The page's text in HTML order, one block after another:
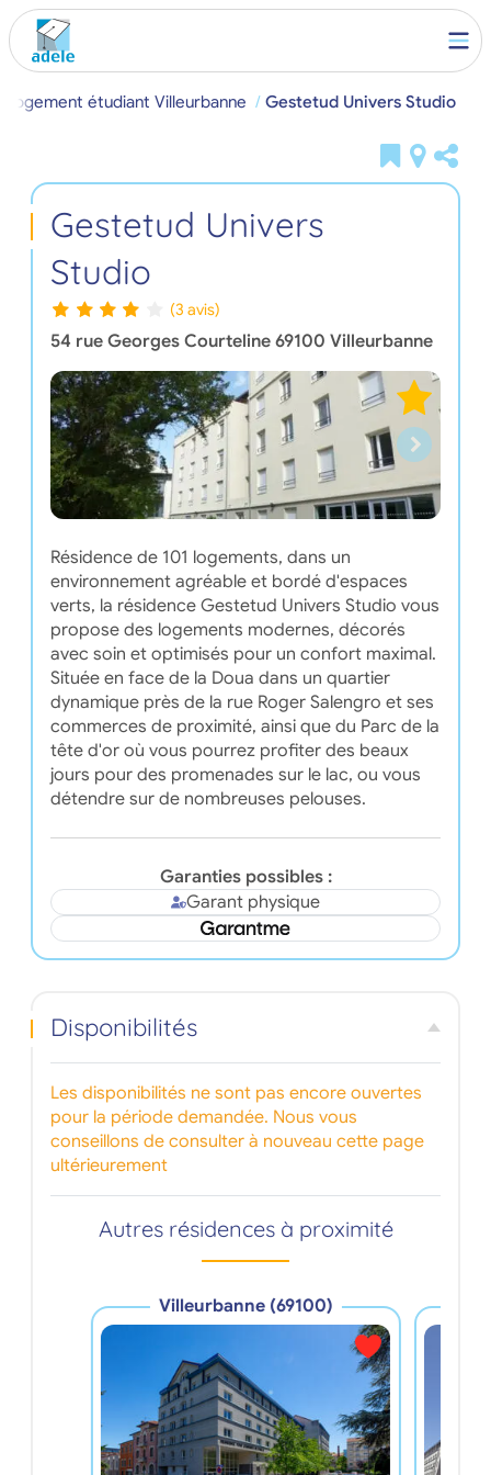
Logement étudiant Villeurbanne Gestetud Univers Studio
Gestetud Univers
Studio
(3 avis)
54 rue Georges Courteline 69100 Villeurbanne
Résidence de 101 logements, dans un
environnement agréable et bordé d'espaces
verts, la résidence Gestetud Univers Studio vous
propose des logements modernes, décorés
avec soin et optimisés pour un confort maximal.
Située en face de la Doua dans un quartier
dynamique près de la rue Roger Salengro et ses
commerces de proximité, ainsi que du Parc de la
tête d'or où vous pourrez profiter des beaux
jours pour des promenades sur le lac, ou vous
détendre sur de nombreuses pelouses.
Garanties possibles :
Garant physique
Disponibilités
Les disponibilités ne sont pas encore ouvertes
pour la période demandée. Nous vous
conseillons de consulter à nouveau cette page
ultérieurement
Autres résidences à proximité
Villeurbanne (69100)